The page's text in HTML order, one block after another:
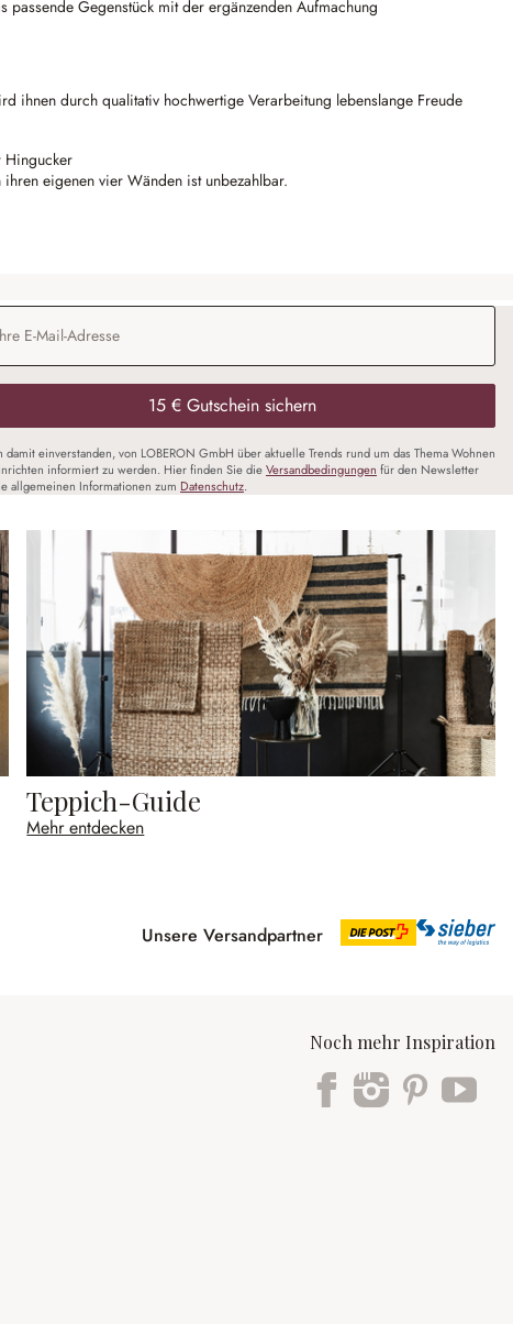
Gegenstück mit der ergänzenden Aufmachung
ihnen durch qualitativ hochwertige Verarbeitung lebenslange Freude
Hingucker
eigenen vier Wänden ist unbezahlbar.
Adresse*
15 € Gutschein sichern
damit einverstanden, von LOBERON GmbH über aktuelle Trends rund um das Thema Wohnen
informiert zu werden. Hier finden Sie dieVersandbedingungen für den Newsletter
allgemeinen Informationen zum Datenschutz.
Teppich-Guide
Mehr entdecken
Unsere Versandpartner
Noch mehr Inspiration